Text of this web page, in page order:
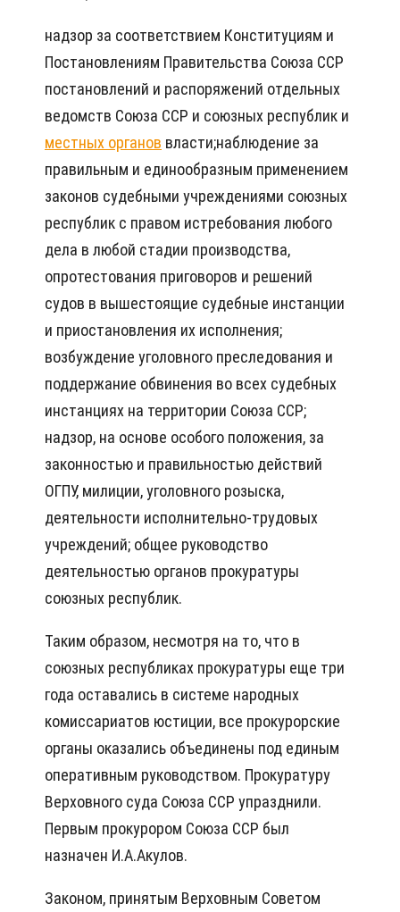
надзор за соответствием Конституциям и
Постановлениям Правительства Союза ССР
постановлений и распоряжений отдельных
ведомств Союза ССР и союзных республик и
местных органов власти;наблюдение за
правильным и единообразным применением
законов судебными учреждениями союзных
республик с правом истребования любого
дела в любой стадии производства,
опротестования приговоров и решений
судов в вышестоящие судебные инстанции
и приостановления их исполнения;
возбуждение уголовного преследования и
поддержание обвинения во всех судебных
инстанциях на территории Союза ССР;
надзор, на основе особого положения, за
законностью и правильностью действий
ОГПУ, милиции, уголовного розыска,
деятельности исполнительно-трудовых
учреждений; общее руководство
деятельностью органов прокуратуры
союзных республик.
Таким образом, несмотря на то, что в
союзных республиках прокуратуры еще три
года оставались в системе народных
комиссариатов юстиции, все прокурорские
органы оказались объединены под единым
оперативным руководством. Прокуратуру
Верховного суда Союза ССР упразднили.
Первым прокурором Союза ССР был
назначен И.А.Акулов.
Законом, принятым Верховным Советом